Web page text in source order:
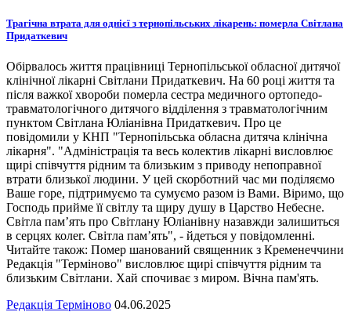
Трагічна втрата для однієї з тернопільських лікарень: померла Світлана
Придаткевич
Обірвалось життя працівниці Тернопільської обласної дитячої
клінічної лікарні Світлани Придаткевич. На 60 році життя та
після важкої хвороби померла сестра медичного ортопедо-
травматологічного дитячого відділення з травматологічним
пунктом Світлана Юліанівна Придаткевич. Про це
повідомили у КНП "Тернопільська обласна дитяча клінічна
лікарня". "Адміністрація та весь колектив лікарні висловлює
щирі співчуття рідним та близьким з приводу непоправної
втрати близької людини. У цей скорботний час ми поділяємо
Ваше горе, підтримуємо та сумуємо разом із Вами. Віримо, що
Господь прийме її світлу та щиру душу в Царство Небесне.
Світла пам’ять про Світлану Юліанівну назавжди залишиться
в серцях колег. Світла пам’ять", - йдеться у повідомленні.
Читайте також: Помер шанований священник з Кременеччини
Редакція "Терміново" висловлює щирі співчуття рідним та
близьким Світлани. Хай спочиває з миром. Вічна пам'ять.
Редакція Терміново 04.06.2025